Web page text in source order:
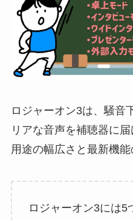
ロジャーオン3は、騒音
リアな音声を補聴器に
用途の幅広さと最新機能
ロジャーオン3には5